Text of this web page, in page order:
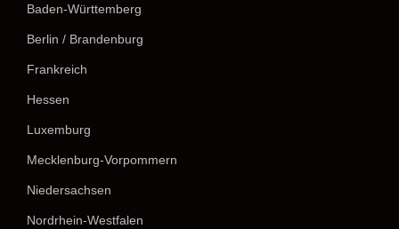
Baden-Württemberg
Berlin / Brandenburg
Frankreich
Hessen
Luxemburg
Mecklenburg-Vorpommern
Niedersachsen
Nordrhein-Westfalen